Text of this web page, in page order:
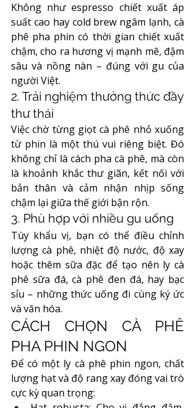
Không như espresso chiết xuất áp
suất cao hay cold brew ngâm lạnh, cà
phê pha phin có thời gian chiết xuất
chậm, cho ra hương vị mạnh mẽ, đậm
sâu và nồng nàn – đúng với gu của
người Việt.
2. Trải nghiệm thưởng thức đầy
thư thái
Việc chờ từng giọt cà phê nhỏ xuống
từ phin là một thú vui riêng biệt. Đó
không chỉ là cách pha cà phê, mà còn
là khoảnh khắc thư giãn, kết nối với
bản thân và cảm nhận nhịp sống
chậm lại giữa thế giới bận rộn.
3. Phù hợp với nhiều gu uống
Tùy khẩu vị, bạn có thể điều chỉnh
lượng cà phê, nhiệt độ nước, độ xay
hoặc thêm sữa đặc để tạo nên ly cà
phê sữa đá, cà phê đen đá, hay bạc
sỉu – những thức uống đi cùng ký ức
và văn hóa.
CÁCH CHỌN CÀ PHÊ
PHA PHIN NGON
Để có một ly cà phê phin ngon, chất
lượng hạt và độ rang xay đóng vai trò
cực kỳ quan trọng: